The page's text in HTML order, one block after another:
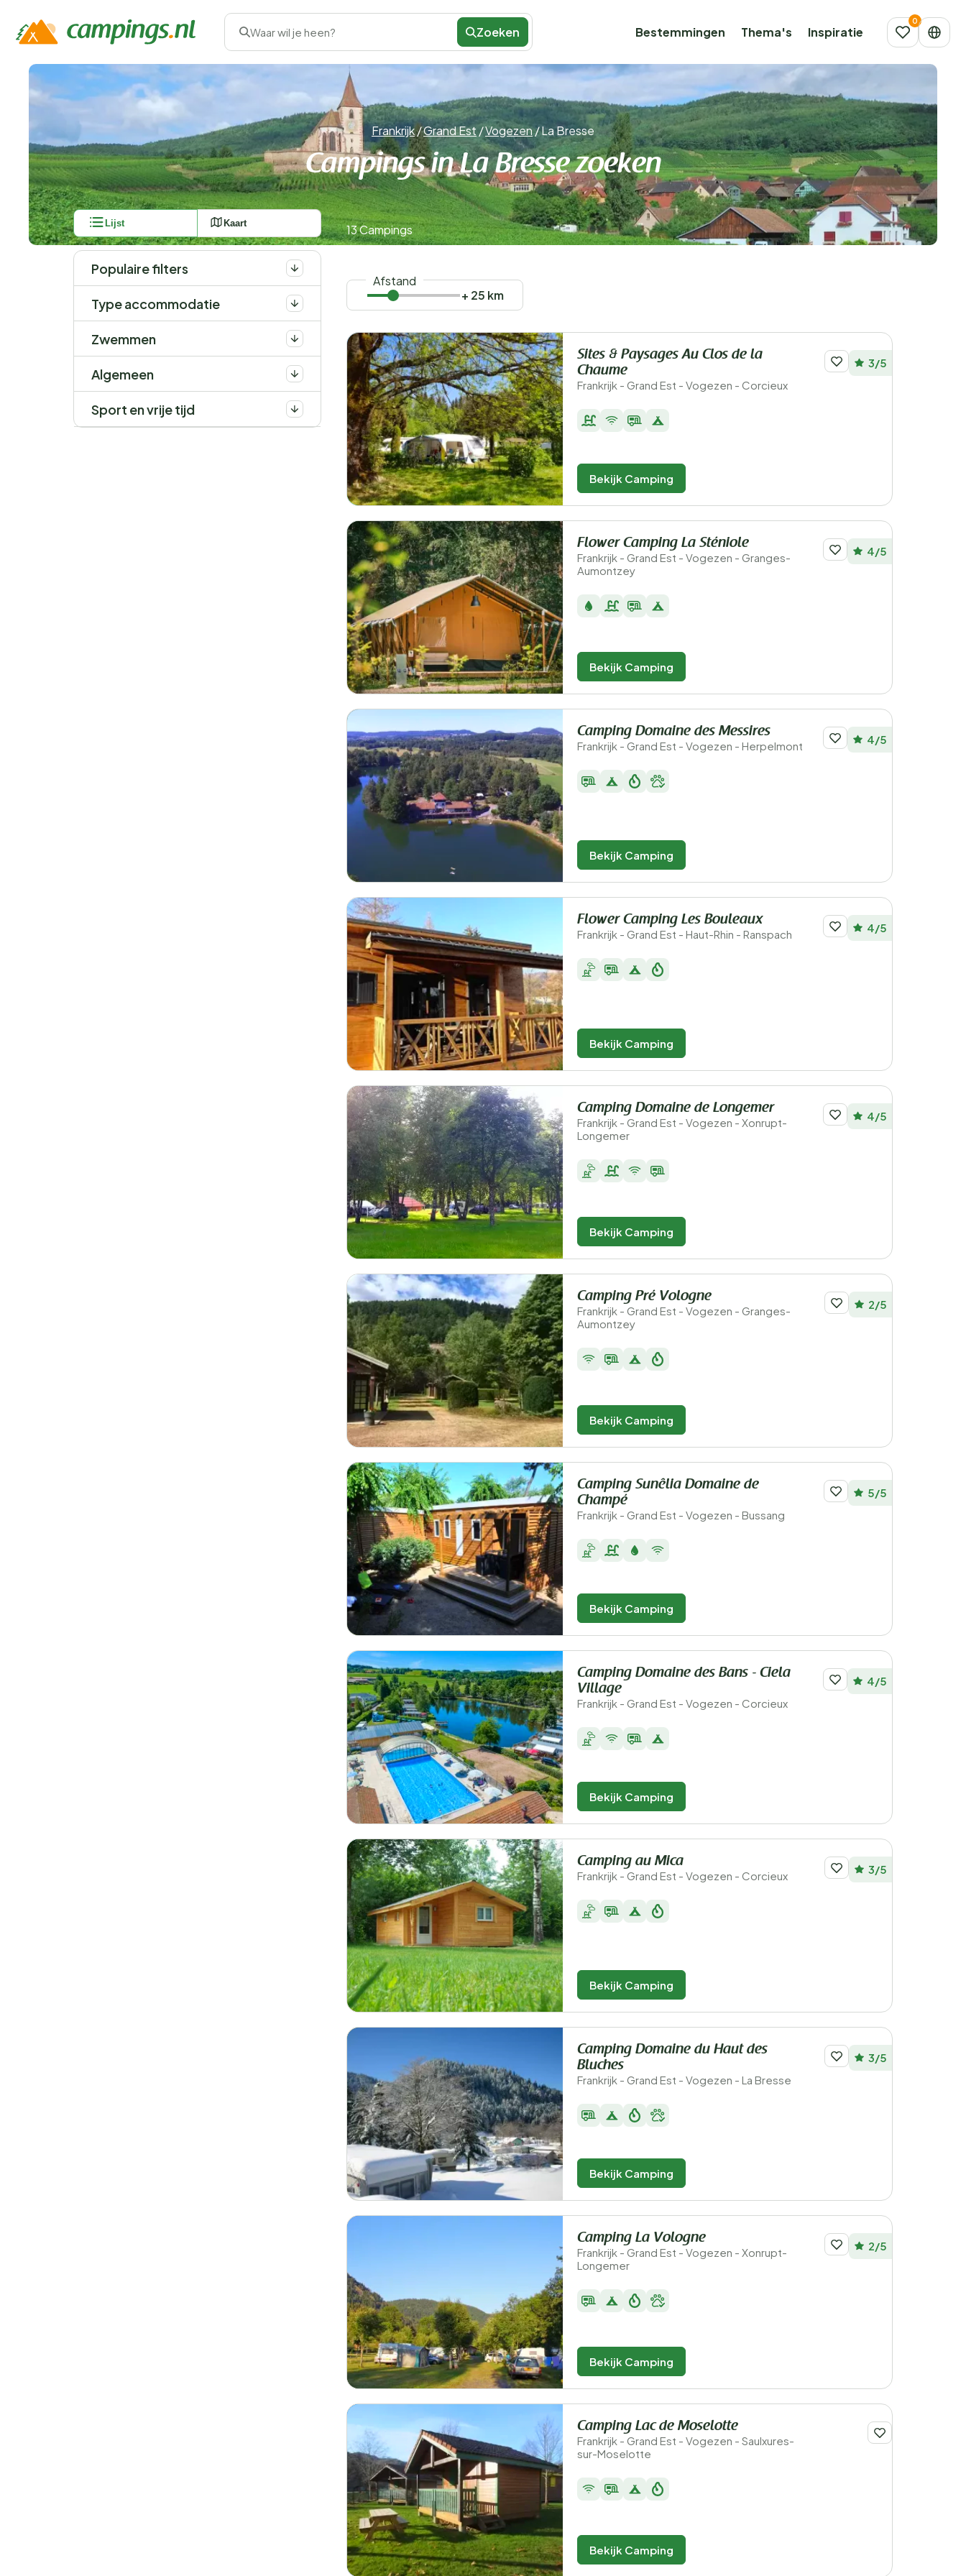
Waar wil je heen? Zoeken Bestemmingen Thema's Inspiratie
Frankrijk/Grand Est/Vogezen/La Bresse
Campings in La Bresse zoeken
Lijst Kaart
Populaire filters
Type accommodatie
Zwemmen
Algemeen
Sport en vrije tijd
13 Campings
Afstand
+ 25 km
Sites & Paysages Au Clos de la
Chaume
Frankrijk - Grand Est - Vogezen - Corcieux
3/5
Bekijk Camping
Flower Camping La Sténiole
Frankrijk - Grand Est - Vogezen - Granges-
Aumontzey
4/5
Bekijk Camping
Camping Domaine des Messires
Frankrijk - Grand Est - Vogezen - Herpelmont 4/5
Bekijk Camping
Flower Camping Les Bouleaux
Frankrijk - Grand Est - Haut-Rhin - Ranspach 4/5
Bekijk Camping
Camping Domaine de Longemer
Frankrijk - Grand Est - Vogezen - Xonrupt-
Longemer
4/5
Bekijk Camping
Camping Pré Vologne
Frankrijk - Grand Est - Vogezen - Granges-
Aumontzey
2/5
Bekijk Camping
Camping Sunêlia Domaine de
Champé
Frankrijk - Grand Est - Vogezen - Bussang
5/5
Bekijk Camping
Camping Domaine des Bans - Ciela
Village
Frankrijk - Grand Est - Vogezen - Corcieux
4/5
Bekijk Camping
Camping au Mica
Frankrijk - Grand Est - Vogezen - Corcieux 3/5
Bekijk Camping
Camping Domaine du Haut des
Bluches
Frankrijk - Grand Est - Vogezen - La Bresse
3/5
Bekijk Camping
Camping La Vologne
Frankrijk - Grand Est - Vogezen - Xonrupt-
Longemer
2/5
Bekijk Camping
Camping Lac de Moselotte
Frankrijk - Grand Est - Vogezen - Saulxures-
sur-Moselotte
Bekijk Camping